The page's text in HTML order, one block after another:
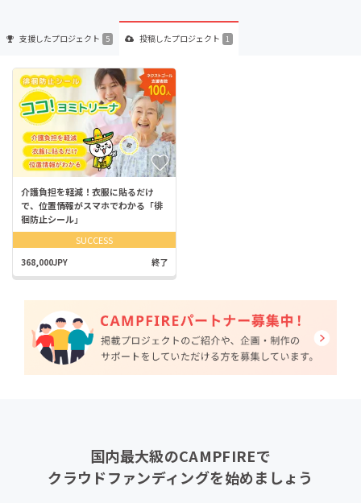
支援したプロジェクト 5 投稿したプロジェクト 1
介護負担を軽減！衣服に貼るだけ
で、位置情報がスマホでわかる「徘
徊防止シール」
SUCCESS
368,000JPY 終了
国内最大級のCAMPFIREで
クラウドファンディングを始めましょう